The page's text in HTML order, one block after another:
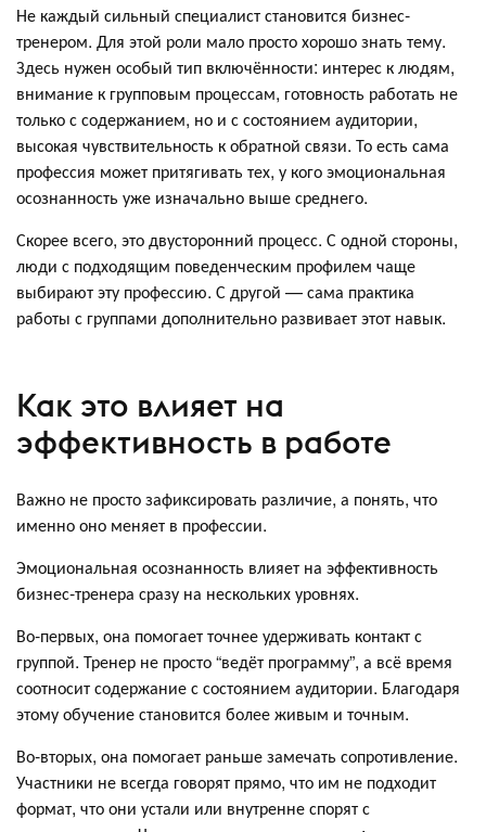
Не каждый сильный специалист становится бизнес-
тренером. Для этой роли мало просто хорошо знать тему.
Здесь нужен особый тип включённости: интерес к людям,
внимание к групповым процессам, готовность работать не
только с содержанием, но и с состоянием аудитории,
высокая чувствительность к обратной связи. То есть сама
профессия может притягивать тех, у кого эмоциональная
осознанность уже изначально выше среднего.
Скорее всего, это двусторонний процесс. С одной стороны,
люди с подходящим поведенческим профилем чаще
выбирают эту профессию. С другой — сама практика
работы с группами дополнительно развивает этот навык.
Как это влияет на
эффективность в работе
Важно не просто зафиксировать различие, а понять, что
именно оно меняет в профессии.
Эмоциональная осознанность влияет на эффективность
бизнес-тренера сразу на нескольких уровнях.
Во-первых, она помогает точнее удерживать контакт с
группой. Тренер не просто “ведёт программу”, а всё время
соотносит содержание с состоянием аудитории. Благодаря
этому обучение становится более живым и точным.
Во-вторых, она помогает раньше замечать сопротивление.
Участники не всегда говорят прямо, что им не подходит
формат, что они устали или внутренне спорят с